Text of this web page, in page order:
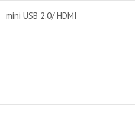
mini USB 2.0/ HDMI